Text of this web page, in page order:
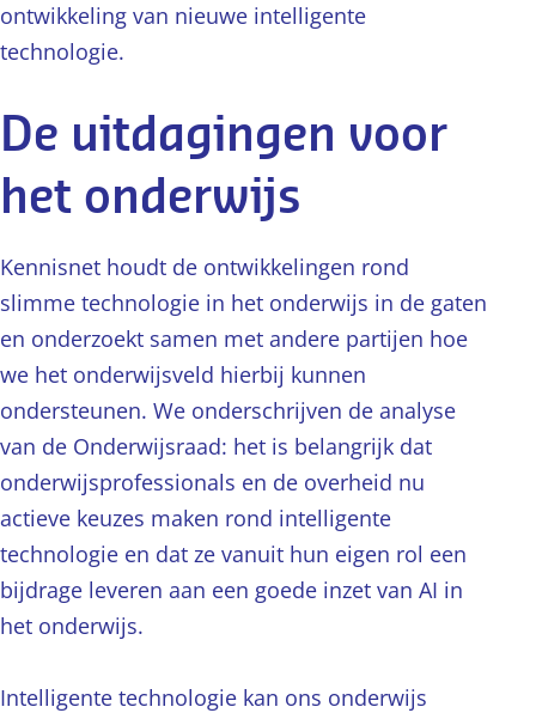
ontwikkeling van nieuwe intelligente
technologie.
De uitdagingen voor
het onderwijs
Kennisnet houdt de ontwikkelingen rond
slimme technologie in het onderwijs in de gaten
en onderzoekt samen met andere partijen hoe
we het onderwijsveld hierbij kunnen
ondersteunen. We onderschrijven de analyse
van de Onderwijsraad: het is belangrijk dat
onderwijsprofessionals en de overheid nu
actieve keuzes maken rond intelligente
technologie en dat ze vanuit hun eigen rol een
bijdrage leveren aan een goede inzet van AI in
het onderwijs.
Intelligente technologie kan ons onderwijs